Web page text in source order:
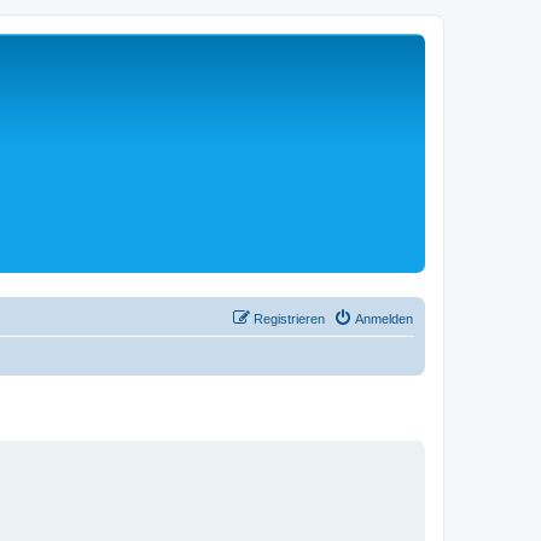
Anmelden
Registrieren